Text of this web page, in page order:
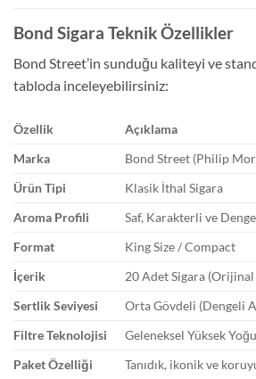
Bond Sigara Teknik Özellikler
Bond Street’in sunduğu kaliteyi ve
tabloda inceleyebilirsiniz:
Özellik
Açıklama
Marka
Bond Street (Philip
Ürün Tipi
Klasik İthal Sigara
Aroma Profili
Saf, Karakterli ve
Format
King Size / Compact
İçerik
20 Adet Sigara
Sertlik Seviyesi
Orta Gövdeli (Dengeli
Filtre Teknolojisi
Geleneksel Yüksek
Paket Özelliği
Tanıdık, ikonik ve